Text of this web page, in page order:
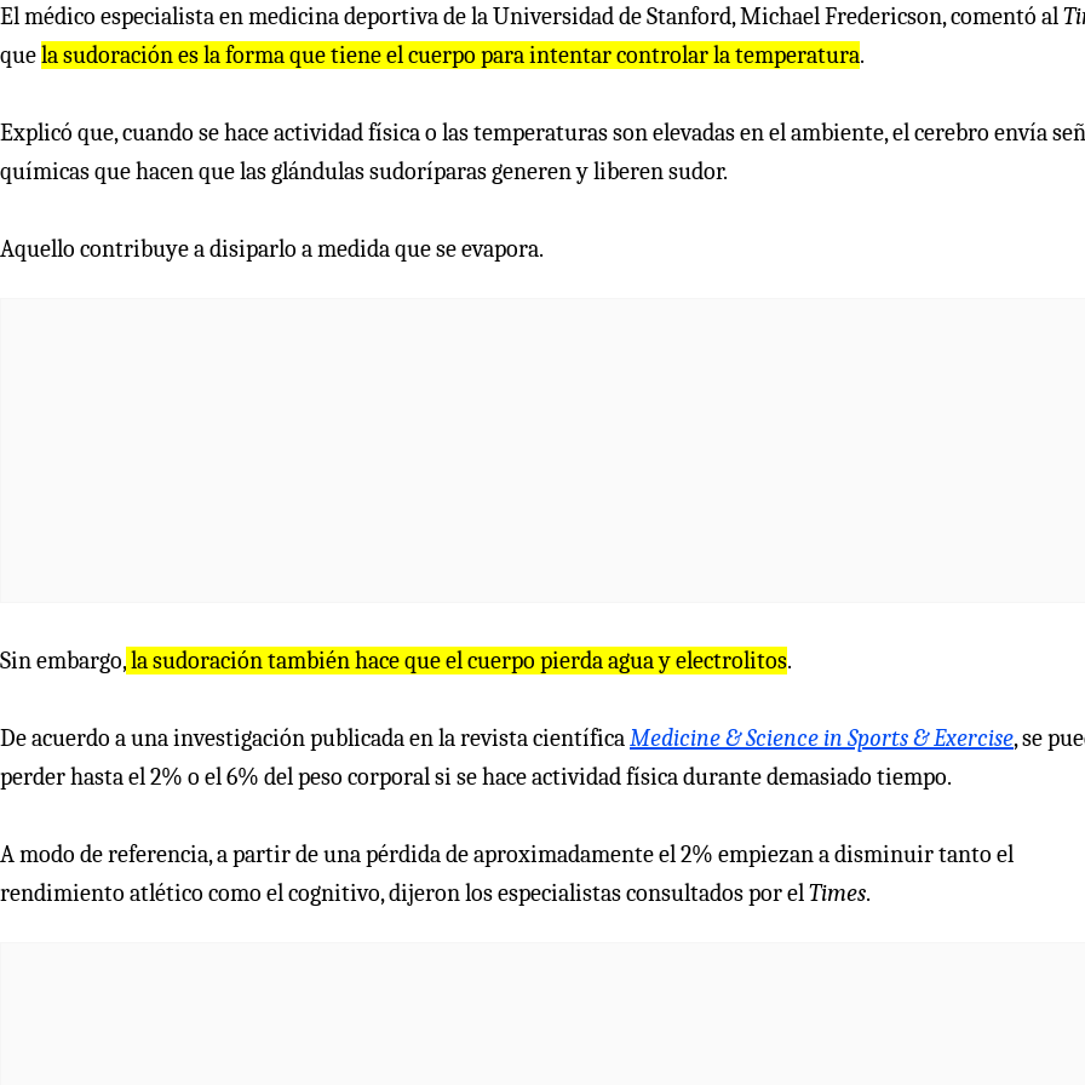
El médico especialista en medicina deportiva de la Universidad de Stanford, Michael Fredericson, comentó al
quela sudoración es la forma que tiene el cuerpo para intentar controlar la temperatura.
Explicó que, cuando se hace actividad física o las temperaturas son elevadas en el ambiente, el cerebro envía
químicas que hacen que las glándulas sudoríparas generen y liberen sudor.
Aquello contribuye a disiparlo a medida que se evapora.
Sin embargo,la sudoración también hace que el cuerpo pierda agua y electrolitos.
De acuerdo a una investigación publicada en la revista científicaMedicine & Science in Sports & Exercise, se
perder hasta el 2% o el 6% del peso corporal si se hace actividad física durante demasiado tiempo.
A modo de referencia, a partir de una pérdida de aproximadamente el 2% empiezan a disminuir tanto el
rendimiento atlético como el cognitivo, dijeron los especialistas consultados por elTimes.